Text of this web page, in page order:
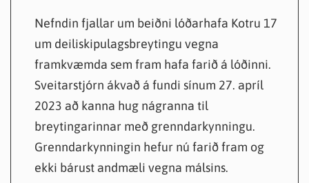
Nefndin fjallar um beiðni lóðarhafa Kotru 17
um deiliskipulagsbreytingu vegna
framkvæmda sem fram hafa farið á lóðinni.
Sveitarstjórn ákvað á fundi sínum 27. apríl
2023 að kanna hug nágranna til
breytingarinnar með grenndarkynningu.
Grenndarkynningin hefur nú farið fram og
ekki bárust andmæli vegna málsins.